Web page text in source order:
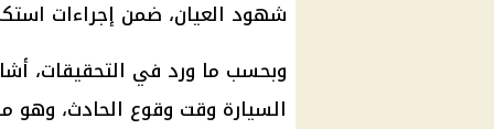
شهود العيان، ضمن إجراءات
وبحسب ما ورد في التحقيقات،
السيارة وقت وقوع الحادث، وهو